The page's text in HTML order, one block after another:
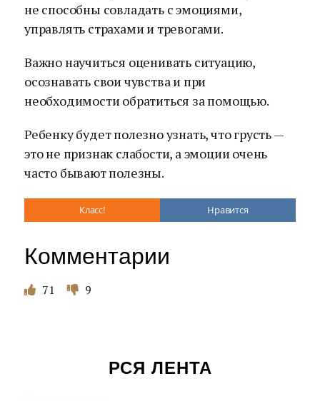
не способны совладать с эмоциями,
управлять страхами и тревогами.
Важно научиться оценивать ситуацию,
осознавать свои чувства и при
необходимости обратиться за помощью.
Ребенку будет полезно узнать, что грусть —
это не признак слабости, а эмоции очень
часто бывают полезны.
Класс! Нравится
Комментарии
71 9
РСЯ ЛЕНТА